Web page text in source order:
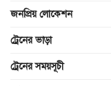
জনপ্রিয় লোকেশন
ট্রেনের ভাড়া
ট্রেনের সময়সূচী